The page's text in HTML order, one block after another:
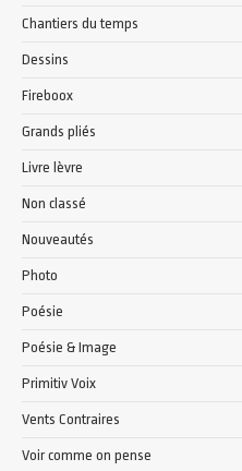
Chantiers du temps
Dessins
Fireboox
Grands pliés
Livre lèvre
Non classé
Nouveautés
Photo
Poésie
Poésie & Image
Primitiv Voix
Vents Contraires
Voir comme on pense